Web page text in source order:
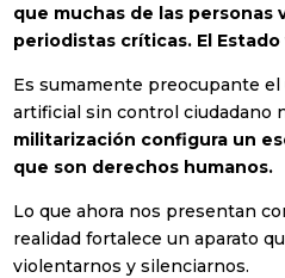
que muchas de las personas
periodistas críticas. El
Es sumamente preocupante
artificial sin control ciudadano
militarización configura un
que son derechos humanos.
Lo que ahora nos presentan
realidad fortalece un aparato
violentarnos y silenciarnos.